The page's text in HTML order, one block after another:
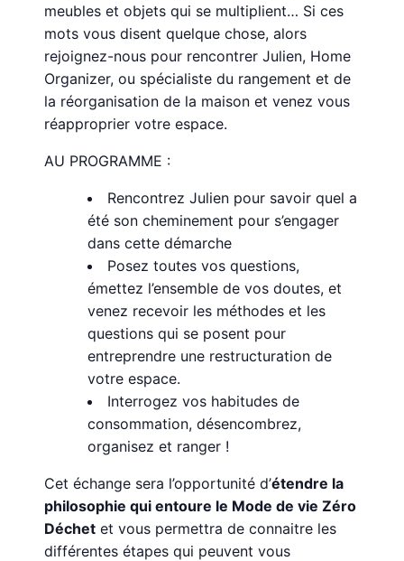
meubles et objets qui se multiplient… Si ces
mots vous disent quelque chose, alors
rejoignez-nous pour rencontrer Julien, Home
Organizer, ou spécialiste du rangement et de
la réorganisation de la maison et venez vous
réapproprier votre espace.
AU PROGRAMME :
Rencontrez Julien pour savoir quel a
été son cheminement pour s’engager
dans cette démarche
Posez toutes vos questions,
émettez l’ensemble de vos doutes, et
venez recevoir les méthodes et les
questions qui se posent pour
entreprendre une restructuration de
votre espace.
Interrogez vos habitudes de
consommation, désencombrez,
organisez et ranger !
Cet échange sera l’opportunité d’étendre la
philosophie qui entoure le Mode de vie Zéro
Déchet et vous permettra de connaitre les
différentes étapes qui peuvent vous